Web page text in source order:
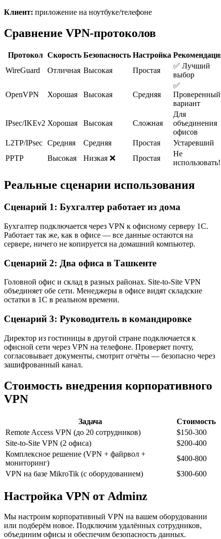
Клиент: приложение на ноутбуке/телефоне
Сравнение VPN-протоколов
Протокол Скорость Безопасность Настройка
WireGuard
Отличная Высокая Простая
✅ Лучший
выбор
OpenVPN Хорошая Высокая Средняя
✅
Проверенный
вариант
IPsec/IKEv2 Хорошая Высокая Сложная
Для
объединения
офисов
L2TP/IPsec Средняя Средняя Простая
Устаревший
PPTP
Высокая Низкая ❌ Простая
Не
использовать!
Реальные сценарии использования
Сценарий 1: Бухгалтер работает из дома
Бухгалтер подключается через VPN к офисному серверу 1С.
Работает так же, как в офисе — все данные остаются на
сервере, ничего не копируется на домашний компьютер.
Сценарий 2: Два офиса в Ташкенте
Головной офис и склад в разных районах. Site-to-Site VPN
объединяет обе сети. Менеджеры в офисе видят складские
остатки в 1С в реальном времени.
Сценарий 3: Руководитель в командировке
Директор из гостиницы в другой стране подключается к
офисной сети через VPN на телефоне. Проверяет почту,
согласовывает документы, смотрит отчёты — безопасно через
зашифрованный канал.
Стоимость внедрения корпоративного
VPN
Задача
Стоимость
Remote Access VPN (до 20 сотрудников)
$150-300
Site-to-Site VPN (2 офиса)
$200-400
Комплексное решение (VPN + файрвол +
мониторинг)
$400-800
VPN на базе MikroTik (с оборудованием)
$300-600
Настройка VPN от Adminz
Мы настроим корпоративный VPN на вашем оборудовании
или подберём новое. Подключим удалённых сотрудников,
объединим офисы и обеспечим безопасность данных.